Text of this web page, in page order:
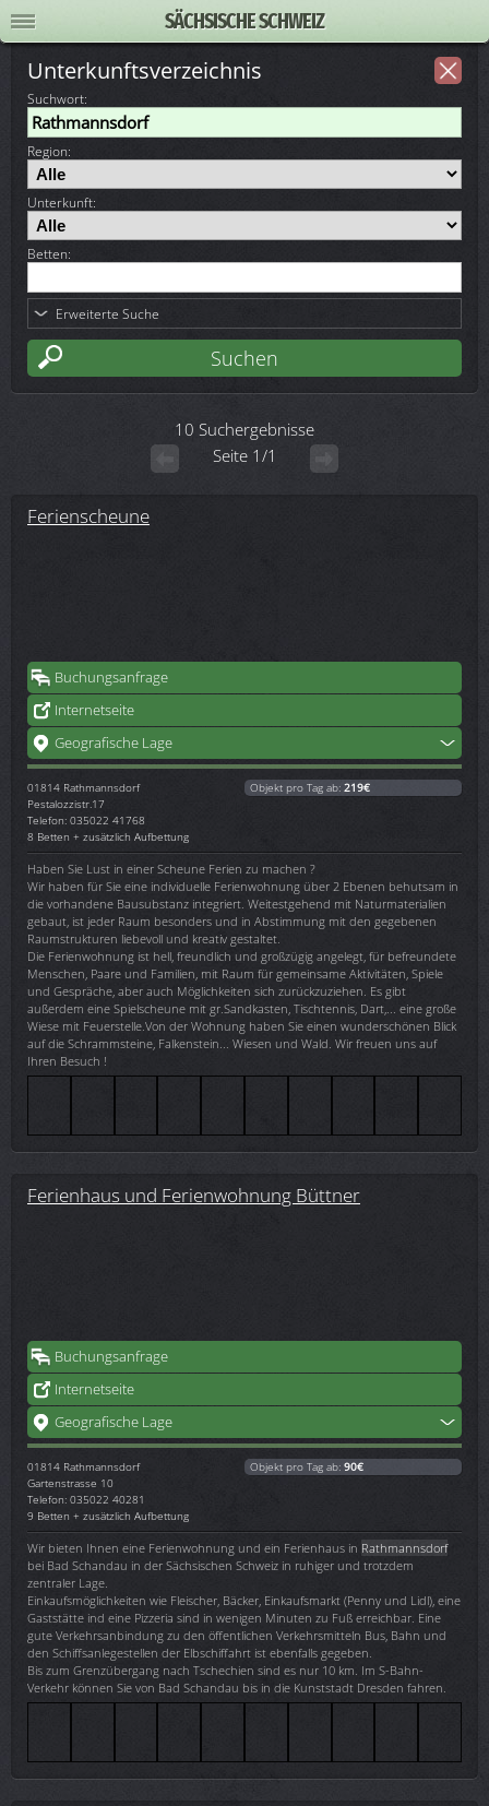
SÄCHSISCHE SCHWEIZ
Unterkunftsverzeichnis
Suchwort:
Region:
Unterkunft:
Betten:
Erweiterte Suche
10 Suchergebnisse
Seite 1/1
Ferienscheune
Buchungsanfrage
Internetseite
Geografische Lage
01814 Rathmannsdorf
Pestalozzistr.17
Telefon: 035022 41768
8 Betten + zusätzlich Aufbettung
Objekt pro Tag ab: 219€
Haben Sie Lust in einer Scheune Ferien zu machen ?
Wir haben für Sie eine individuelle Ferienwohnung über 2 Ebenen behutsam in
die vorhandene Bausubstanz integriert. Weitestgehend mit Naturmaterialien
gebaut, ist jeder Raum besonders und in Abstimmung mit den gegebenen
Raumstrukturen liebevoll und kreativ gestaltet.
Die Ferienwohnung ist hell, freundlich und großzügig angelegt, für befreundete
Menschen, Paare und Familien, mit Raum für gemeinsame Aktivitäten, Spiele
und Gespräche, aber auch Möglichkeiten sich zurückzuziehen. Es gibt
außerdem eine Spielscheune mit gr.Sandkasten, Tischtennis, Dart,... eine große
Wiese mit Feuerstelle.Von der Wohnung haben Sie einen wunderschönen Blick
auf die Schrammsteine, Falkenstein... Wiesen und Wald. Wir freuen uns auf
Ihren Besuch !
Ferienhaus und Ferienwohnung Büttner
Buchungsanfrage
Internetseite
Geografische Lage
01814 Rathmannsdorf
Gartenstrasse 10
Telefon: 035022 40281
9 Betten + zusätzlich Aufbettung
Objekt pro Tag ab: 90€
Wir bieten Ihnen eine Ferienwohnung und ein Ferienhaus in Rathmannsdorf
bei Bad Schandau in der Sächsischen Schweiz in ruhiger und trotzdem
zentraler Lage.
Einkaufsmöglichkeiten wie Fleischer, Bäcker, Einkaufsmarkt (Penny und Lidl), eine
Gaststätte ind eine Pizzeria sind in wenigen Minuten zu Fuß erreichbar. Eine
gute Verkehrsanbindung zu den öffentlichen Verkehrsmitteln Bus, Bahn und
den Schiffsanlegestellen der Elbschiffahrt ist ebenfalls gegeben.
Bis zum Grenzübergang nach Tschechien sind es nur 10 km. Im S-Bahn-
Verkehr können Sie von Bad Schandau bis in die Kunststadt Dresden fahren.